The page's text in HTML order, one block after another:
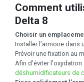
Comment
Delta 8
Choisir un
Installer l’armoire dans
Prévoir une fixation au
Afin d'éviter l'oxydation
déshumidificateurs de